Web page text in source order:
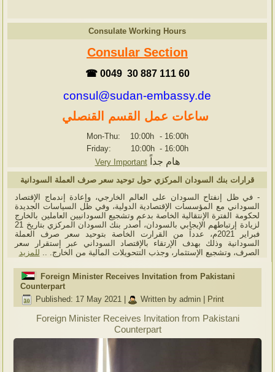
Consulate Working Hours
Consular Section
☎ 0049 30 887 111 60
consul@sudan-embassy.de
ساعات عمل القسم القنصلي
Mon-Thu: 10:00h - 16:00h
Friday: 10:00h - 16:00h
Very Important
هام جداً
قرارات بنك السودان المركزي حول توحيد سعر صرف العملة السودانية
- في ظل إنفتاح السودان على العالم الخارجي، وإعادة إندماج الإقتصاد
السوداني مع المؤسسات الإقتصادية الدولية، وفي ظل السياسات الجديدة
لحكومة الفترة الإنتقالية الخاصة بدعم وتشجيع السودانيين العاملين بالخارج
لزيادة إرتباطهم الإيجابي بالسودان، أصدر بنك السودان المركزي بتاريخ 21
فبراير 2021م، عدداً من القرارت الخاصة بتوحيد سعر صرف العملة
السودانية وذلك بهدف الإرتقاء بالإقتصاد السوداني عبر إستقرار سعر
الصرف، وتشجيع الإستثمار، وجذب التتحويلات المالية من الخارج. .. للمزيد
Foreign Minister Receives Invitation from Pakistani
Counterpart
Published: 17 May 2021
Written by admin Print
Foreign Minister Receives Invitation from Pakistani
Counterpart